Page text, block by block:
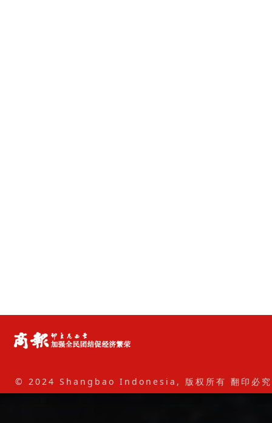
© 2024 Shangbao Indonesia, 版权所有 翻印必